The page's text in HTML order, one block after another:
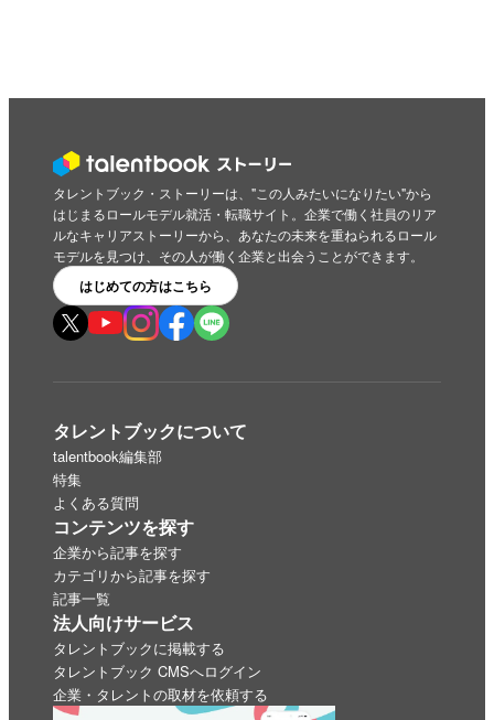
タレントブック・ストーリーは、"この人みたいになりたい"から
はじまるロールモデル就活・転職サイト。企業で働く社員のリア
ルなキャリアストーリーから、あなたの未来を重ねられるロール
モデルを見つけ、その人が働く企業と出会うことができます。
はじめての方はこちら
タレントブックについて
talentbook編集部
特集
よくある質問
コンテンツを探す
企業から記事を探す
カテゴリから記事を探す
記事一覧
法人向けサービス
タレントブックに掲載する
タレントブック CMSへログイン
企業・タレントの取材を依頼する